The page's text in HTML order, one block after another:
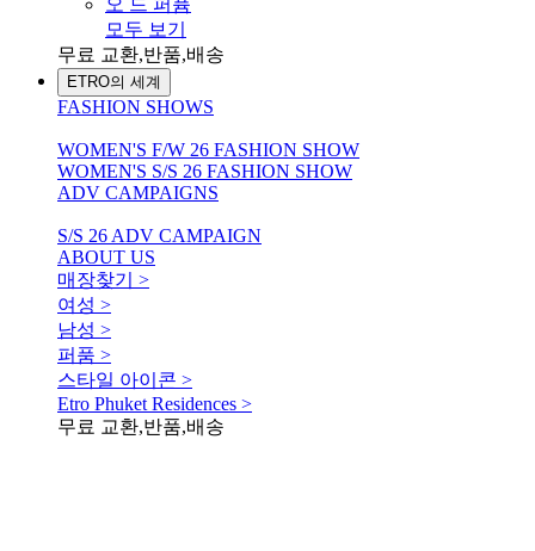
오 드 퍼퓸
모두 보기
무료 교환,반품,배송
ETRO의 세계
FASHION SHOWS
WOMEN'S F/W 26 FASHION SHOW
WOMEN'S S/S 26 FASHION SHOW
ADV CAMPAIGNS
S/S 26 ADV CAMPAIGN
ABOUT US
매장찾기 >
여성 >
남성 >
퍼품 >
스타일 아이콘 >
Etro Phuket Residences >
무료 교환,반품,배송